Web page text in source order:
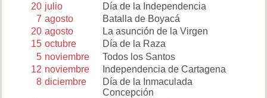
20 julio
Día de la Independencia
7 agosto
Batalla de Boyacá
20 agosto
La asunción de la Virgen
15 octubre
Día de la Raza
5 noviembre
Todos los Santos
12 noviembre
Independencia de Cartagena
8 diciembre
Día de la Inmaculada
Concepción